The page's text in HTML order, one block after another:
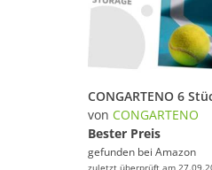
von CONGARTENO
Bester Preis
gefunden bei Amazon
zuletzt überprüft am